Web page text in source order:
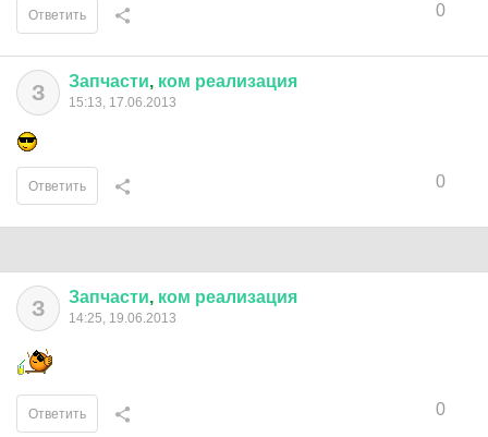
0
Ответить
З Запчасти, ком реализация
15:13, 17.06.2013
0
Ответить
З Запчасти, ком реализация
14:25, 19.06.2013
0
Ответить